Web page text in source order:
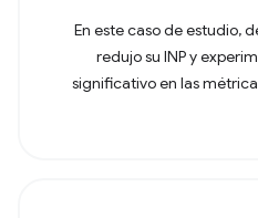
En este caso de estudio,
redujo su INP y
significativo en las